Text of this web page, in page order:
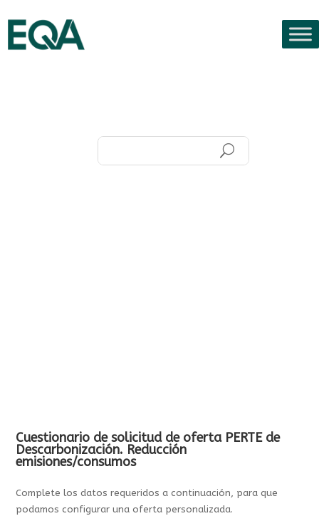
Cuestionario de solicitud de oferta PERTE de
Descarbonización. Reducción
emisiones/consumos
Complete los datos requeridos a continuación, para que
podamos configurar una oferta personalizada.